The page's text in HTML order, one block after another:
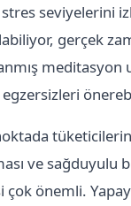
stres seviyelerini
gerçek
meditasyon
ve sağduyulu
çok önemli.